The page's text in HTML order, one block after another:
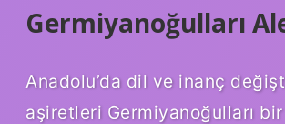
Germiyanoğulları
Anadolu’da dil ve inanç
aşiretleri Germiyanoğulları